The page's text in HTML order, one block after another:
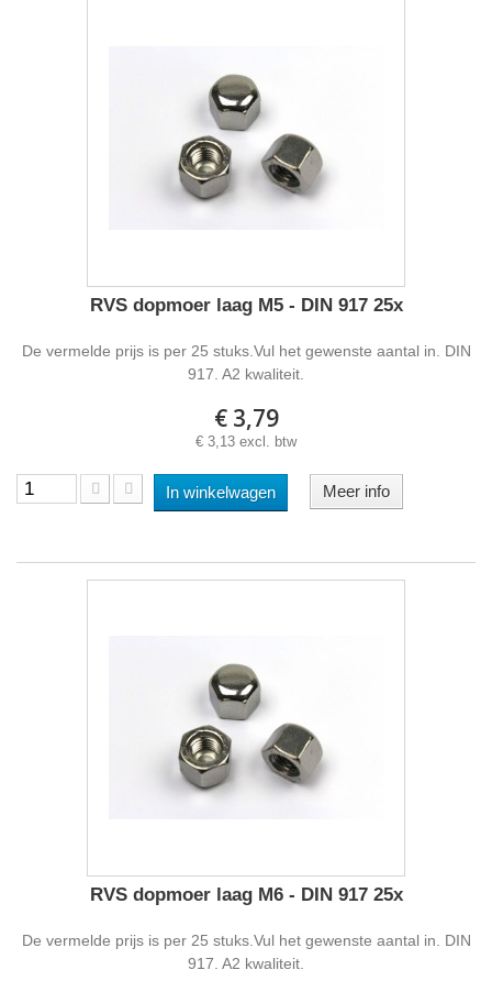
RVS dopmoer laag M5 - DIN 917 25x
De vermelde prijs is per 25 stuks.Vul het gewenste aantal in. DIN
917. A2 kwaliteit.
€ 3,79
€ 3,13 excl. btw
In winkelwagen Meer info
RVS dopmoer laag M6 - DIN 917 25x
De vermelde prijs is per 25 stuks.Vul het gewenste aantal in. DIN
917. A2 kwaliteit.